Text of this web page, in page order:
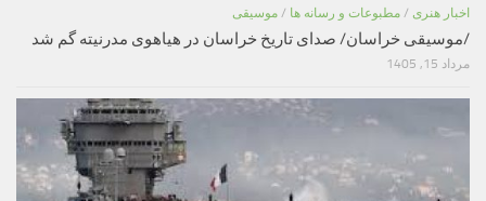
اخبار هنری / مطبوعات و رسانه ها / موسیقی
/موسیقی خراسان/ صدای تاریخ خراسان در هیاهوی مدرنیته گم شد
مرداد 15, 1405